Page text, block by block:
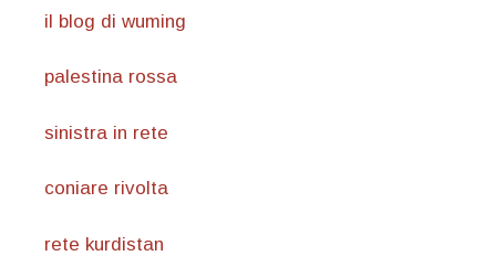
il blog di wuming
palestina rossa
sinistra in rete
coniare rivolta
rete kurdistan